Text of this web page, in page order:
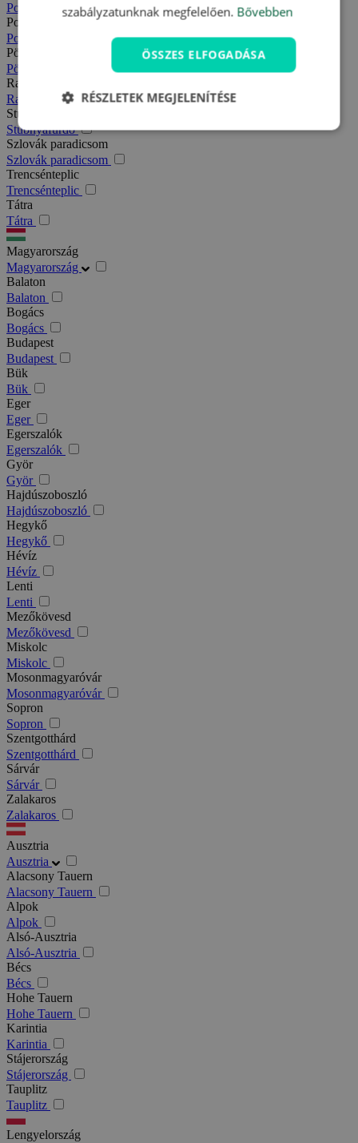
Podhajska
Pozsony
Pozsony
Pöstyén
Pöstyén
Rajecfürdő
Rajecfürdő
Stubnyafürdő
Stubnyafürdő
Szlovák paradicsom
Szlovák paradicsom
Trencsénteplic
Trencsénteplic
Tátra
Tátra
Magyarország
Magyarország
Balaton
Balaton
Bogács
Bogács
Budapest
Budapest
Bük
Bük
Eger
Eger
Egerszalók
Egerszalók
Györ
Györ
Hajdúszoboszló
Hajdúszoboszló
Hegykő
Hegykő
Hévíz
Hévíz
Lenti
Lenti
Mezőkövesd
Mezőkövesd
Miskolc
Miskolc
Mosonmagyaróvár
Mosonmagyaróvár
Sopron
Sopron
Szentgotthárd
Szentgotthárd
Sárvár
Sárvár
Zalakaros
Zalakaros
Ausztria
Ausztria
Alacsony Tauern
Alacsony Tauern
Alpok
Alpok
Alsó-Ausztria
Alsó-Ausztria
Bécs
Bécs
Hohe Tauern
Hohe Tauern
Karintia
Karintia
Stájerország
Stájerország
Tauplitz
Tauplitz
Lengyelország
szabályzatunknak megfelelően. Bővebben
ÖSSZES ELFOGADÁSA
RÉSZLETEK MEGJELENÍTÉSE